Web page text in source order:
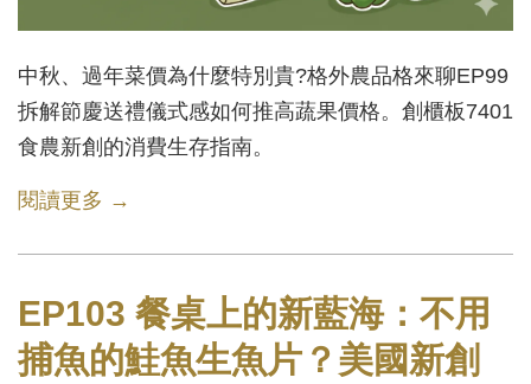
中秋、過年菜價為什麼特別貴?格外農品格來聊EP99
拆解節慶送禮儀式感如何推高蔬果價格。創櫃板7401
食農新創的消費生存指南。
閱讀更多 →
EP103 餐桌上的新藍海：不用
捕魚的鮭魚生魚片？美國新創